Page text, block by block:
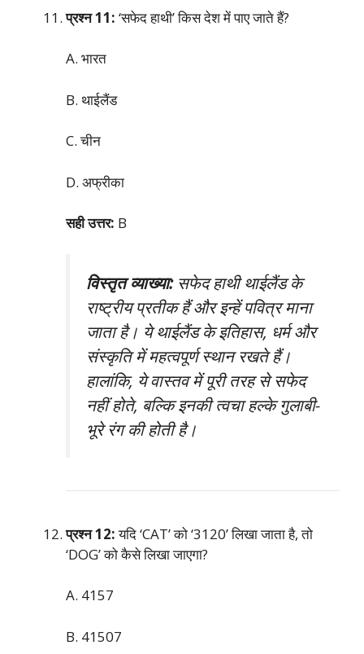
प्रश्न 11: ‘सफेद हाथी’ किस देश में पाए जाते हैं?
A. भारत
B. थाईलैंड
C. चीन
D. अफ्रीका
सही उत्तर: B
विस्तृत व्याख्या:सफेद हाथी थाईलैंड के
राष्ट्रीय प्रतीक हैं और इन्हें पवित्र माना
जाता है। ये थाईलैंड के इतिहास, धर्म और
संस्कृति में महत्वपूर्ण स्थान रखते हैं।
हालांकि, ये वास्तव में पूरी तरह से सफेद
नहीं होते, बल्कि इनकी त्वचा हल्के गुलाबी-
भूरे रंग की होती है।
प्रश्न 12:यदि ‘CAT’ को ‘3120’ लिखा जाता है, तो
‘DOG’ को कैसे लिखा जाएगा?
A. 4157
B. 41507